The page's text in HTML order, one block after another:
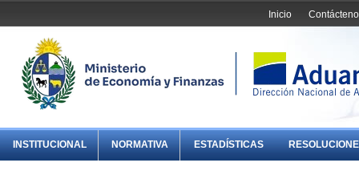
Inicio
INSTITUCIONAL NORMATIVA ESTADÍSTICAS